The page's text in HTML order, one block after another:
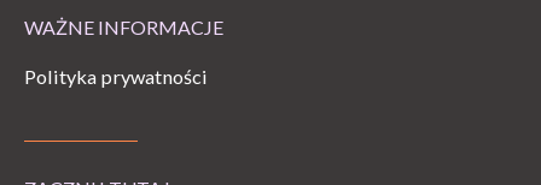
WAŻNE INFORMACJE
Polityka prywatności